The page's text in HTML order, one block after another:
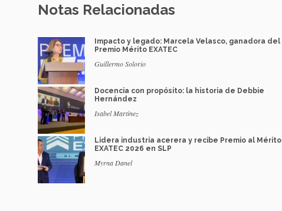
Notas Relacionadas
Impacto y legado: Marcela Velasco, ganadora del
Premio Mérito EXATEC
Guillermo Solorio
Docencia con propósito: la historia de Debbie
Hernández
Isabel Martínez
Lidera industria acerera y recibe Premio al Mérito
EXATEC 2026 en SLP
Myrna Danel